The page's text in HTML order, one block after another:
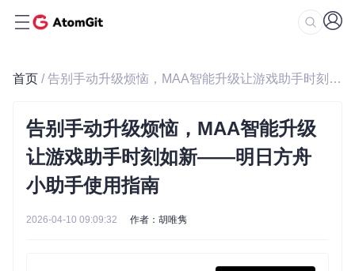
首页 / 告别手动升级烦恼，MAA智能升级让游戏助手时刻如新——明日方舟小助手使用指南
告别手动升级烦恼，MAA智能升级
让游戏助手时刻如新——明日方舟
小助手使用指南
2026-04-10 09:09:32 作者：胡唯隽